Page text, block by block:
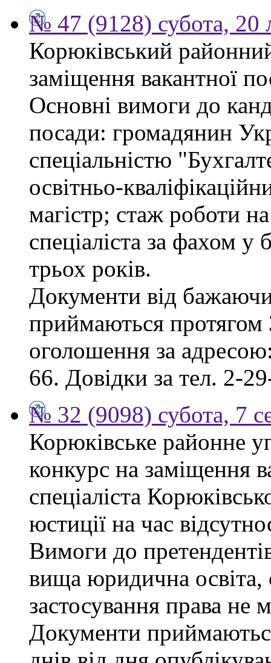
№ 47 (9128) субота, 20
Корюківський
заміщення вакантної
Основні вимоги до
посади: громадянин
спеціальністю
освітньо-
магістр; стаж роботи
спеціаліста за фахом
трьох років.
Документи від
приймаються протягом
оголошення за
66. Довідки за тел. 2-
№ 32 (9098) субота, 7
Корюківське районне
конкурс на заміщення
спеціаліста
юстиції на час
Вимоги до
вища юридична освіта,
застосування права не
Документи